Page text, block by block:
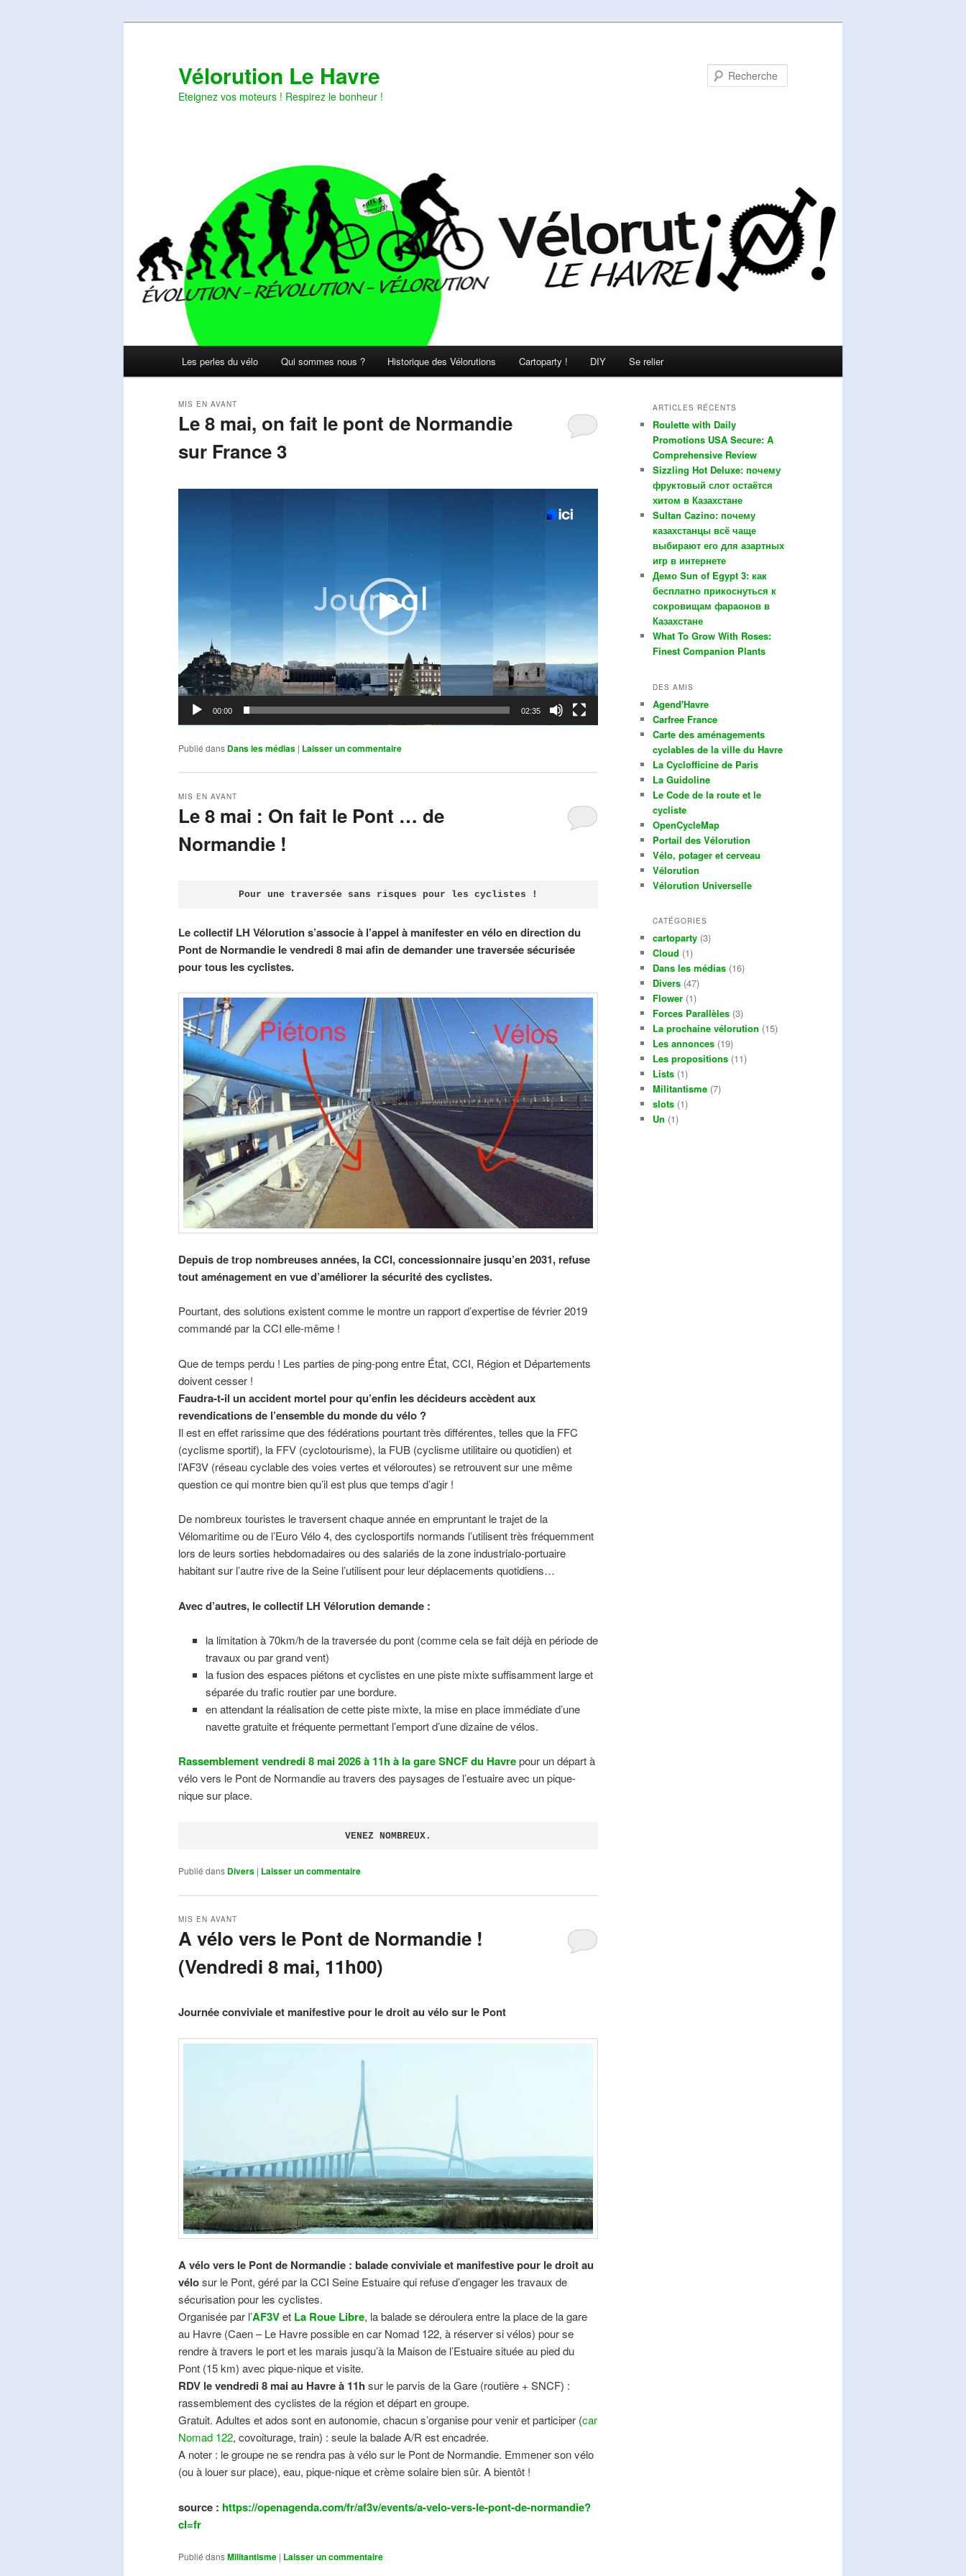
Vélorution Le Havre
Eteignez vos moteurs ! Respirez le bonheur !
Les perles du vélo Qui sommes nous ? Historique des Vélorutions Cartoparty ! DIY Se relier
Le 8 mai, on fait le pont de Normandie
sur France 3
MIS EN AVANT
00:00 02:35
Publié dans Dans les médias | Laisser un commentaire
Le 8 mai : On fait le Pont … de
Normandie !
MIS EN AVANT
Pour une traversée sans risques pour les cyclistes !
Le collectif LH Vélorution s’associe à l’appel à manifester en vélo en direction du
Pont de Normandie le vendredi 8 mai afin de demander une traversée sécurisée
pour tous les cyclistes.
Depuis de trop nombreuses années, la CCI, concessionnaire jusqu’en 2031, refuse
tout aménagement en vue d’améliorer la sécurité des cyclistes.
Pourtant, des solutions existent comme le montre un rapport d’expertise de février 2019
commandé par la CCI elle-même !
Que de temps perdu ! Les parties de ping-pong entre État, CCI, Région et Départements
doivent cesser !
Faudra-t-il un accident mortel pour qu’enfin les décideurs accèdent aux
revendications de l’ensemble du monde du vélo ?
Il est en effet rarissime que des fédérations pourtant très différentes, telles que la FFC
(cyclisme sportif), la FFV (cyclotourisme), la FUB (cyclisme utilitaire ou quotidien) et
l’AF3V (réseau cyclable des voies vertes et véloroutes) se retrouvent sur une même
question ce qui montre bien qu’il est plus que temps d’agir !
De nombreux touristes le traversent chaque année en empruntant le trajet de la
Vélomaritime ou de l’Euro Vélo 4, des cyclosportifs normands l’utilisent très fréquemment
lors de leurs sorties hebdomadaires ou des salariés de la zone industrialo-portuaire
habitant sur l’autre rive de la Seine l’utilisent pour leur déplacements quotidiens…
Avec d’autres, le collectif LH Vélorution demande :
la limitation à 70km/h de la traversée du pont (comme cela se fait déjà en période de
travaux ou par grand vent)
la fusion des espaces piétons et cyclistes en une piste mixte suffisamment large et
séparée du trafic routier par une bordure.
en attendant la réalisation de cette piste mixte, la mise en place immédiate d’une
navette gratuite et fréquente permettant l’emport d’une dizaine de vélos.
Rassemblement vendredi 8 mai 2026 à 11h à la gare SNCF du Havrepour un départ à
vélo vers le Pont de Normandie au travers des paysages de l’estuaire avec un pique-
nique sur place.
VENEZ NOMBREUX.
Publié dans Divers | Laisser un commentaire
A vélo vers le Pont de Normandie !
(Vendredi 8 mai, 11h00)
MIS EN AVANT
Journée conviviale et manifestive pour le droit au vélo sur le Pont
A vélo vers le Pont de Normandie : balade conviviale et manifestivepour le droit au
vélosur le Pont, géré par la CCI Seine Estuaire qui refuse d’engager les travaux de
sécurisation pour les cyclistes.
Organisée par l’AF3Vet La Roue Libre, la balade se déroulera entre la place de la gare
au Havre (Caen – Le Havre possible en car Nomad 122, à réserver si vélos) pour se
rendre à travers le port et les marais jusqu’à la Maison de l’Estuaire située au pied du
Pont (15 km) avec pique-nique et visite.
RDV le vendredi 8 mai au Havre à 11h sur le parvis de la Gare (routière + SNCF) :
rassemblement des cyclistes de la région et départ en groupe.
Gratuit. Adultes et ados sont en autonomie, chacun s’organise pour venir et participer (car
Nomad 122, covoiturage, train) : seule la balade A/R est encadrée.
A noter : le groupe ne se rendra pas à vélo sur le Pont de Normandie. Emmener son vélo
(ou à louer sur place), eau, pique-nique et crème solaire bien sûr. A bientôt !
source : https://openagenda.com/fr/af3v/events/a-velo-vers-le-pont-de-normandie?
cl=fr
Publié dansMilitantisme | Laisser un commentaire
ARTICLES RÉCENTS
Roulette with Daily
Promotions USA Secure: A
Comprehensive Review
Sizzling Hot Deluxe: почему
фруктовый слот остаётся
хитом в Казахстане
Sultan Cazino: почему
казахстанцы всё чаще
выбирают его для азартных
игр в интернете
Демо Sun of Egypt 3: как
бесплатно прикоснуться к
сокровищам фараонов в
Казахстане
What To Grow With Roses:
Finest Companion Plants
DES AMIS
Agend'Havre
Carfree France
Carte des aménagements
cyclables de la ville du Havre
La Cyclofficine de Paris
La Guidoline
Le Code de la route et le
cycliste
OpenCycleMap
Portail des Vélorution
Vélo, potager et cerveau
Vélorution
Vélorution Universelle
CATÉGORIES
cartoparty (3)
Cloud (1)
Dans les médias (16)
Divers (47)
Flower (1)
Forces Parallèles (3)
La prochaine vélorution (15)
Les annonces (19)
Les propositions (11)
Lists (1)
Militantisme (7)
slots (1)
Un (1)